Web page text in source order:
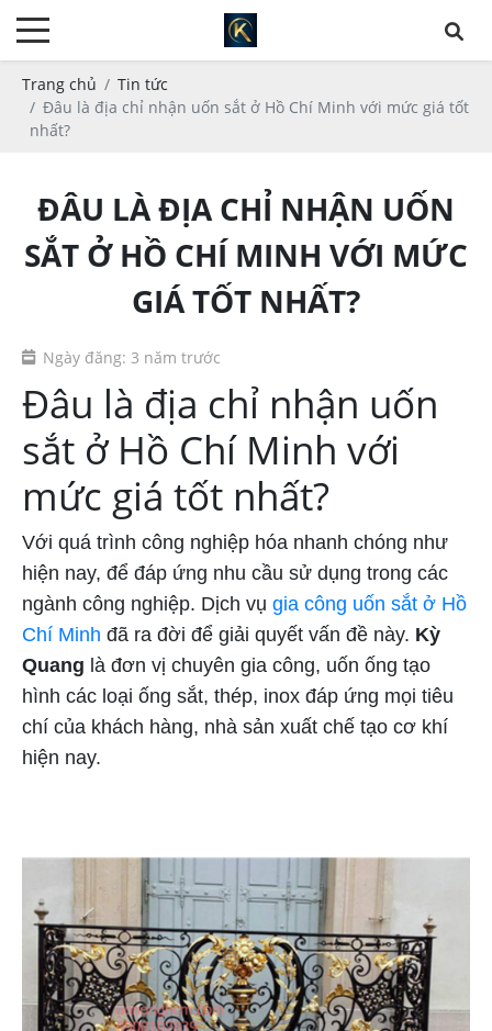
Trang chủ
Tin tức
Đâu là địa chỉ nhận uốn sắt ở Hồ Chí Minh với mức giá tốt
nhất?
ĐÂU LÀ ĐỊA CHỈ NHẬN UỐN
SẮT Ở HỒ CHÍ MINH VỚI MỨC
GIÁ TỐT NHẤT?
Ngày đăng: 3 năm trước
Đâu là địa chỉ nhận uốn
sắt ở Hồ Chí Minh với
mức giá tốt nhất?
Với quá trình công nghiệp hóa nhanh chóng như
hiện nay, để đáp ứng nhu cầu sử dụng trong các
ngành công nghiệp. Dịch vụ gia công uốn sắt ở Hồ
Chí Minh đã ra đời để giải quyết vấn đề này. Kỳ
Quang là đơn vị chuyên gia công, uốn ống tạo
hình các loại ống sắt, thép, inox đáp ứng mọi tiêu
chí của khách hàng, nhà sản xuất chế tạo cơ khí
hiện nay.